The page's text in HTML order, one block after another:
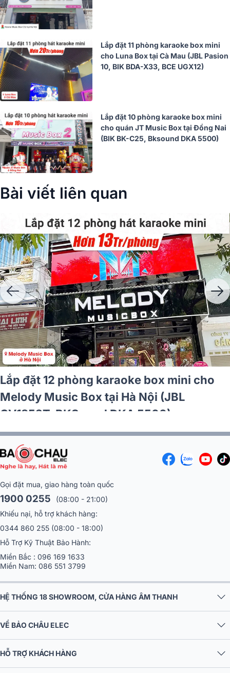
Lắp đặt 11 phòng karaoke box mini
cho Luna Box tại Cà Mau (JBL Pasion
10, BIK BDA-X33, BCE UGX12)
Lắp đặt 10 phòng karaoke box mini
cho quán JT Music Box tại Đồng Nai
(BIK BK-C25, Bksound DKA 5500)
Bài viết liên quan
Thủ Tục Xin Giấy Phép Kinh Doanh Quán
Music Box Mới Nhất
Gọi đặt mua, giao hàng toàn quốc
1900 0255 (08:00 - 21:00)
Khiếu nại, hỗ trợ khách hàng:
0344 860 255(08:00 - 18:00)
Hỗ Trợ Kỹ Thuật Bảo Hành:
Miền Bắc :096 169 1633
Miền Nam:
086 551 3799
HỆ THỐNG 18 SHOWROOM, CỬA HÀNG ÂM THANH